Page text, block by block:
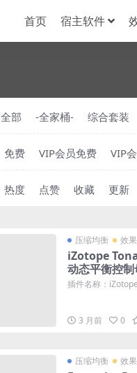
首页 宿主软件
全部 -全家桶- 综合套装
免费 VIP会员免费 VIP
热度 点赞 收藏 更新
压缩均衡 效
iZotope
动态平衡控
插件名称：
3 月前 0
压缩均衡 效